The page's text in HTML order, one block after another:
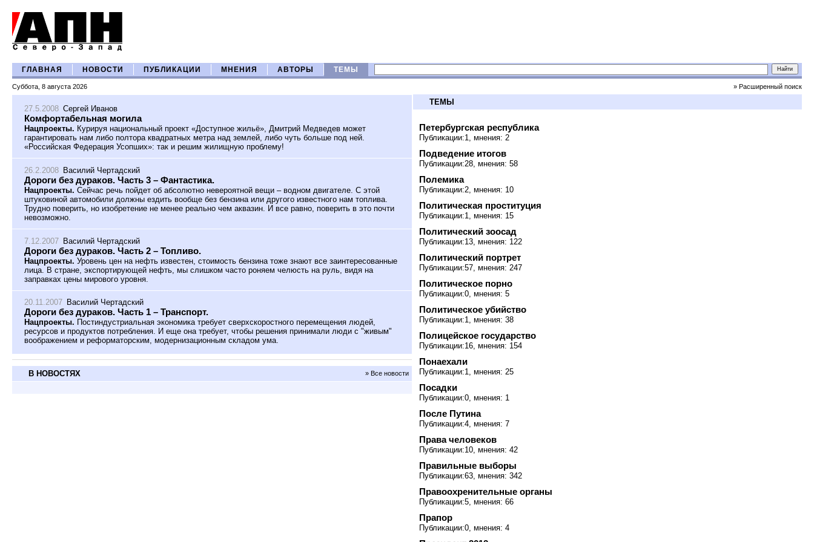
ГЛАВНАЯ НОВОСТИ ПУБЛИКАЦИИ МНЕНИЯ АВТОРЫ ТЕМЫ
Суббота, 8 августа 2026 » Расширенный поиск
27.5.2008 Сергей Иванов
Комфортабельная могила
Нацпроекты. Курируя национальный проект «Доступное жильё», Дмитрий Медведев может
гарантировать нам либо полтора квадратных метра над землей, либо чуть больше под ней.
«Российская Федерация Усопших»: так и решим жилищную проблему!
26.2.2008 Василий Чертадский
Дороги без дураков. Часть 3 – Фантастика.
Нацпроекты. Сейчас речь пойдет об абсолютно невероятной вещи – водном двигателе. С этой
штуковиной автомобили должны ездить вообще без бензина или другого известного нам топлива.
Трудно поверить, но изобретение не менее реально чем аквазин. И все равно, поверить в это почти
невозможно.
7.12.2007 Василий Чертадский
Дороги без дураков. Часть 2 – Топливо.
Нацпроекты. Уровень цен на нефть известен, стоимость бензина тоже знают все заинтересованные
лица. В стране, экспортирующей нефть, мы слишком часто роняем челюсть на руль, видя на
заправках цены мирового уровня.
20.11.2007 Василий Чертадский
Дороги без дураков. Часть 1 – Транспорт.
Нацпроекты. Постиндустриальная экономика требует сверхскоростного перемещения людей,
ресурсов и продуктов потребления. И еще она требует, чтобы решения принимали люди с "живым"
воображением и реформаторским, модернизационным складом ума.
В НОВОСТЯХ » Все новости
ТЕМЫ
Петербургская республика
Публикации:1, мнения: 2
Подведение итогов
Публикации:28, мнения: 58
Полемика
Публикации:2, мнения: 10
Политическая проституция
Публикации:1, мнения: 15
Политический зоосад
Публикации:13, мнения: 122
Политический портрет
Публикации:57, мнения: 247
Политическое порно
Публикации:0, мнения: 5
Политическое убийство
Публикации:1, мнения: 38
Полицейское государство
Публикации:16, мнения: 154
Понаехали
Публикации:1, мнения: 25
Посадки
Публикации:0, мнения: 1
После Путина
Публикации:4, мнения: 7
Права человеков
Публикации:10, мнения: 42
Правильные выборы
Публикации:63, мнения: 342
Правоохренительные органы
Публикации:5, мнения: 66
Прапор
Публикации:0, мнения: 4